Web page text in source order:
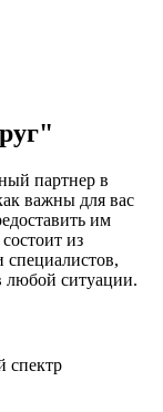
партнер в
важны для вас
им
из
любой ситуации.
спектр